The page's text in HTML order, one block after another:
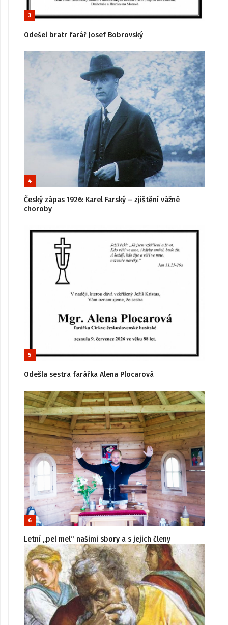
3
Odešel bratr farář Josef Bobrovský
4
Český zápas 1926: Karel Farský – zjištění vážné
choroby
5
Odešla sestra farářka Alena Plocarová
6
Letní „pel mel“ našimi sbory a s jejich členy